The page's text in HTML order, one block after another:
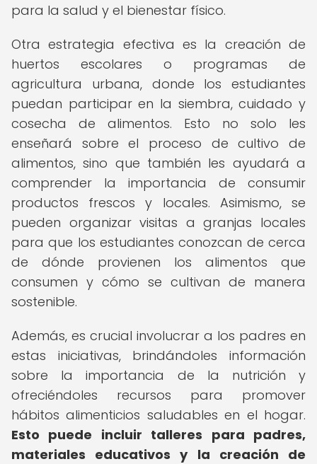
para la salud y el bienestar físico.
Otra estrategia efectiva es la creación de
huertos escolares o programas de
agricultura urbana, donde los estudiantes
puedan participar en la siembra, cuidado y
cosecha de alimentos. Esto no solo les
enseñará sobre el proceso de cultivo de
alimentos, sino que también les ayudará a
comprender la importancia de consumir
productos frescos y locales. Asimismo, se
pueden organizar visitas a granjas locales
para que los estudiantes conozcan de cerca
de dónde provienen los alimentos que
consumen y cómo se cultivan de manera
sostenible.
Además, es crucial involucrar a los padres en
estas iniciativas, brindándoles información
sobre la importancia de la nutrición y
ofreciéndoles recursos para promover
hábitos alimenticios saludables en el hogar.
Esto puede incluir talleres para padres,
materiales educativos y la creación de